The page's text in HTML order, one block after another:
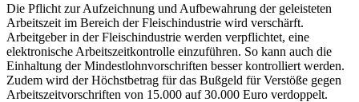
Die Pflicht zur Aufzeichnung und Aufbewahrung der geleisteten
Arbeitszeit im Bereich der Fleischindustrie wird verschärft.
Arbeitgeber in der Fleischindustrie werden verpflichtet, eine
elektronische Arbeitszeitkontrolle einzuführen. So kann auch die
Einhaltung der Mindestlohnvorschriften besser kontrolliert werden.
Zudem wird der Höchstbetrag für das Bußgeld für Verstöße gegen
Arbeitszeitvorschriften von 15.000 auf 30.000 Euro verdoppelt.